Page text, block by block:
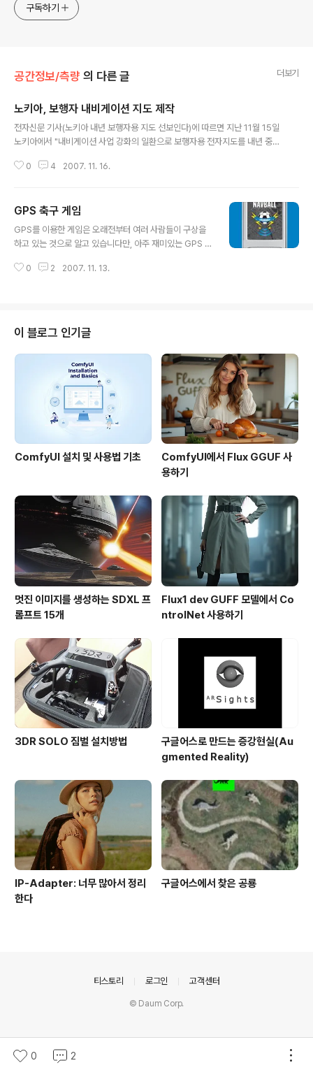
구독하기
공간정보/측량 의 다른 글 더보기
노키아, 보행자 내비게이션 지도 제작
전자신문 기사(노키아 내년 보행자용 지도 선보인다)에 따르면 지난 11월 15일
노키아에서 "내비게이션 사업 강화의 일환으로 보행자용 전자지도를 내년 중에
위한 것으로 다리·공원길·지하철 입구 등을 알려주는 서비스"라고 하며, 이를 위
1,2위를 다투는 차량항법장치용 전자지도 제작업체인 나브텍을 81억불에 인수
했습니다. 얼마전 SK에너지에서 엔나비 라는 이름으로 내비게이션 SW을 공급
하겠다 (관련기사 : 디지털데일리, ZDNet Korea, 중앙일보, 전자신문)라고..
0 4 2007. 11. 16.
GPS 축구 게임
GPS를 이용한 게임은 오래전부터 여러 사람들이 구상을
하고 있는 것으로 알고 있습니다만, 아주 재미있는 GPS 게
S와 축구를 결합한다면 대충... 축구공에 GPS 칩을 박아서
수 있겠습니다. 축구공도 없고, 골대도 없습니까요. 게임규
칙은 다음과 같습니다. 11명씩 2개의 팀을 구성합니다. 모
든 팀원은 GPS가 탑재된 이동통신 단말기(Nokia N95
등)가 필요합니다. 축구장은 정해져 있지 않습니다. 예를 들
면 서울시 한개 구 전체가 축구장이 될 수도 있습니다. ..
0 2 2007. 11. 13.
이 블로그 인기글
ComfyUI 설치 및 사용법 기초
ComfyUI에서 Flux GGUF 사
용하기
멋진 이미지를 생성하는 SDXL 프
롬프트 15개
Flux1 dev GUFF 모델에서 Co
ntrolNet 사용하기
3DR SOLO 짐벌 설치방법
구글어스로 만드는 증강현실(Au
gmented Reality)
IP-Adapter: 너무 많아서 정리
한다
구글어스에서 찾은 공룡
0 2
티스토리 로그인 고객센터
© Daum Corp.